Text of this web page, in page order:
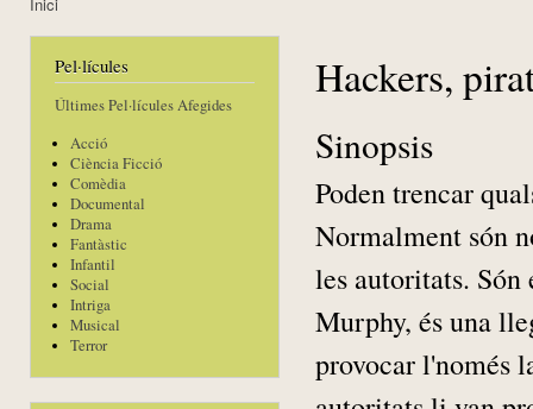
Pel·lícules
Últimes Pel·lícules Afegides
Acció
Ciència Ficció
Comèdia
Documental
Drama
Fantàstic
Infantil
Social
Intriga
Musical
Terror
Hackers,
Sinopsis
Poden trencar
Normalment són
les autoritats.
Murphy, és una
provocar l'només